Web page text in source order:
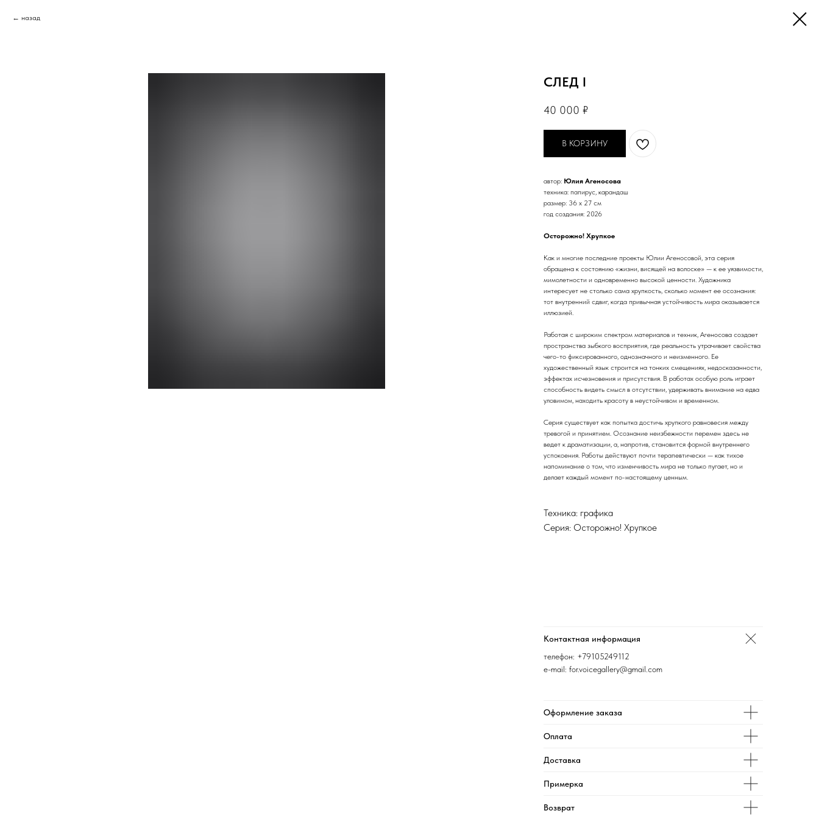
назад
СЛЕД I
40 000 ₽
В КОРЗИНУ
автор: Юлия Агеносова
техника: папирус, карандаш
размер: 36 х 27 см
год создания: 2026
Осторожно! Хрупкое
Как и многие последние проекты Юлии Агеносовой, эта серия
обращена к состоянию «жизни, висящей на волоске» — к ее уязвимости,
мимолетности и одновременно высокой ценности. Художника
интересует не столько сама хрупкость, сколько момент ее осознания:
тот внутренний сдвиг, когда привычная устойчивость мира оказывается
иллюзией.
Работая с широким спектром материалов и техник, Агеносова создает
пространства зыбкого восприятия, где реальность утрачивает свойства
чего-то фиксированного, однозначного и неизменного. Ее
художественный язык строится на тонких смещениях, недосказанности,
эффектах исчезновения и присутствия. В работах особую роль играет
способность видеть смысл в отсутствии, удерживать внимание на едва
уловимом, находить красоту в неустойчивом и временном.
Серия существует как попытка достичь хрупкого равновесия между
тревогой и принятием. Осознание неизбежности перемен здесь не
ведет к драматизации, а, напротив, становится формой внутреннего
успокоения. Работы действуют почти терапевтически — как тихое
напоминание о том, что изменчивость мира не только пугает, но и
делает каждый момент по-настоящему ценным.
Техника: графика
Серия: Осторожно! Хрупкое
Контактная информация
телефон: +79105249112
e-mail: for.voicegallery@gmail.com
Оформление заказа
Оплата
Доставка
Примерка
Возврат